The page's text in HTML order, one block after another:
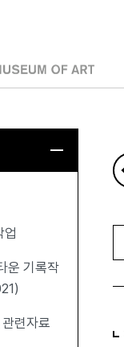
업
운 기록작
련자료